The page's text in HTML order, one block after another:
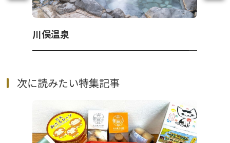
川俣温泉
次に読みたい特集記事